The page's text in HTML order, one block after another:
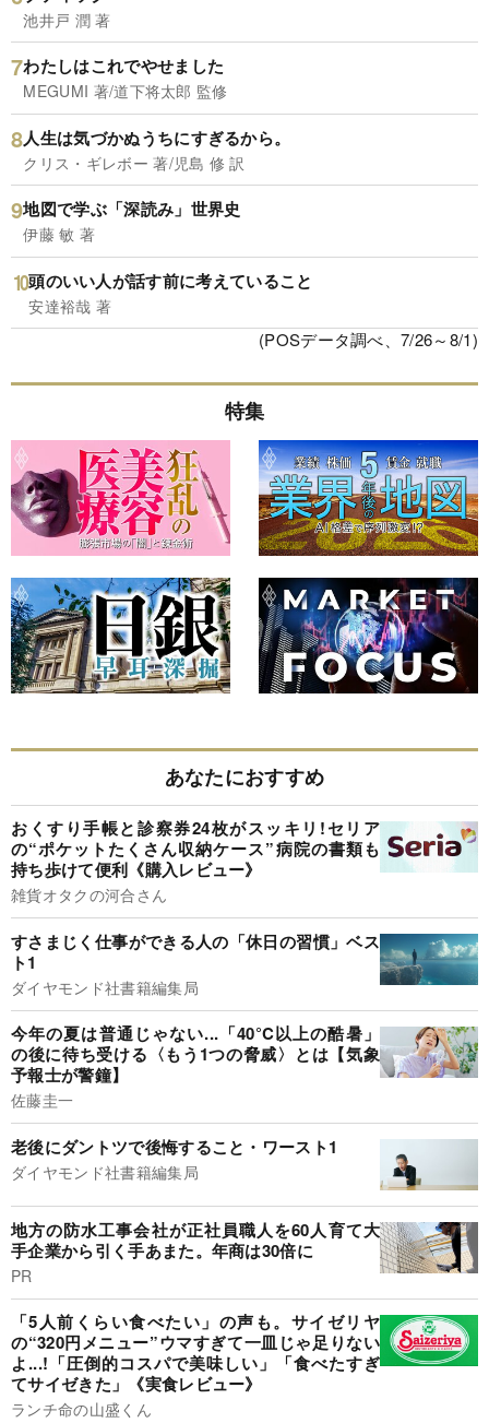
池井戸 潤 著
わたしはこれでやせました
MEGUMI 著/道下将太郎 監修
人生は気づかぬうちにすぎるから。
クリス・ギレボー 著/児島 修 訳
地図で学ぶ「深読み」世界史
伊藤 敏 著
頭のいい人が話す前に考えていること
安達裕哉 著
(POSデータ調べ、7/26～8/1)
特集
あなたにおすすめ
おくすり手帳と診察券24枚がスッキリ!セリア
の“ポケットたくさん収納ケース”病院の書類も
持ち歩けて便利《購入レビュー》
雑貨オタクの河合さん
すさまじく仕事ができる人の「休日の習慣」ベス
ト1
ダイヤモンド社書籍編集局
今年の夏は普通じゃない...「40°C以上の酷暑」
の後に待ち受ける〈もう1つの脅威〉とは【気象
予報士が警鐘】
佐藤圭一
老後にダントツで後悔すること・ワースト1
ダイヤモンド社書籍編集局
地方の防水工事会社が正社員職人を60人育て大
手企業から引く手あまた。年商は30倍に
PR
「5人前くらい食べたい」の声も。サイゼリヤ
の“320円メニュー”ウマすぎて一皿じゃ足りない
よ...!「圧倒的コスパで美味しい」「食べたすぎ
てサイゼきた」《実食レビュー》
ランチ命の山盛くん